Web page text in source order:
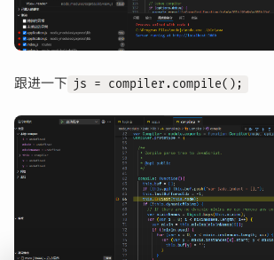
跟进一下 js = compiler.compile();